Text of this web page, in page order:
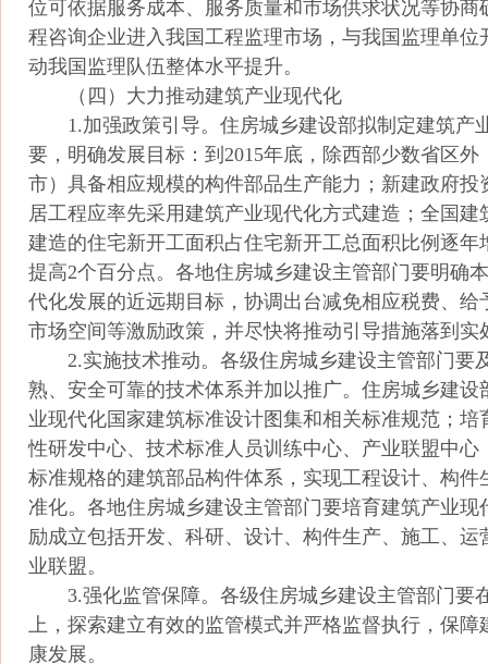
位可依据服务成本、服务质量和市场供求状况等协商
程咨询企业进入我国工程监理市场，与我国监理单位
动我国监理队伍整体水平提升。
（四）大力推动建筑产业现代化
1.加强政策引导。住房城乡建设部拟制定建筑产
要，明确发展目标：到2015年底，除西部少数省区外
市）具备相应规模的构件部品生产能力；新建政府投
居工程应率先采用建筑产业现代化方式建造；全国建
建造的住宅新开工面积占住宅新开工总面积比例逐年
提高2个百分点。各地住房城乡建设主管部门要明确
代化发展的近远期目标，协调出台减免相应税费、给
市场空间等激励政策，并尽快将推动引导措施落到实
2.实施技术推动。各级住房城乡建设主管部门要
熟、安全可靠的技术体系并加以推广。住房城乡建设
业现代化国家建筑标准设计图集和相关标准规范；培
性研发中心、技术标准人员训练中心、产业联盟中心
标准规格的建筑部品构件体系，实现工程设计、构件
准化。各地住房城乡建设主管部门要培育建筑产业现
励成立包括开发、科研、设计、构件生产、施工、运
业联盟。
3.强化监管保障。各级住房城乡建设主管部门要
上，探索建立有效的监管模式并严格监督执行，保障
康发展。